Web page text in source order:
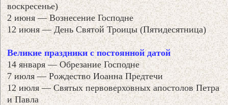
воскресенье)
2 июня — Вознесение Господне
12 июня — День Святой Троицы (Пятидесятница)
Великие праздники с постоянной датой
14 января — Обрезание Господне
7 июля — Рождество Иоанна Предтечи
12 июля — Святых первоверховных апостолов Петра
и Павла